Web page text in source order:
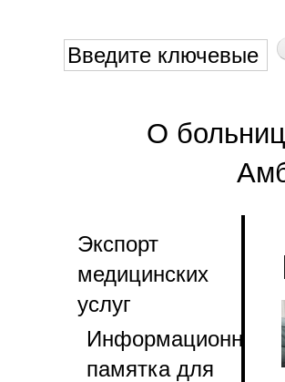
Форма поиска
Поиск
Главное меню
О
Экспорт
медицинских
услуг
Информационная
памятка для